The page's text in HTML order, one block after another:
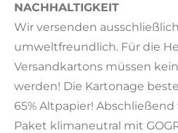
NACHHALTIGKEIT
Wir versenden
umweltfreundlich. Für die
Versandkartons müssen
werden! Die Kartonage
65% Altpapier!
Paket klimaneutral mit